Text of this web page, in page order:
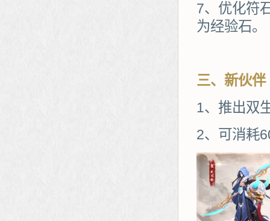
7、优化符
为经验石。
三、新伙伴
1、推出双
2、可消耗